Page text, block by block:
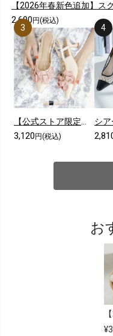
2,690 円(税込)
【公式ストア限定カラーあり】メニーリボンスリングバックパンプス
3,120 円(税込)
お
¥